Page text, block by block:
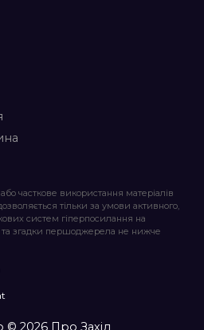
часткове використання матеріалів
тільки за умови активного,
систем гіперпосилання на
та згадки першоджерела не нижче
© 2026 Про Захід